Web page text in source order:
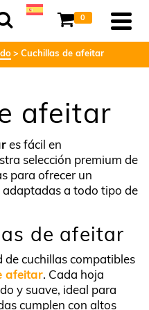
0
Cuchillas de afeitar
afeitar
es fácil en
selección premium de
para ofrecer un
a todo tipo de
de afeitar
cuchillas compatibles
afeitar. Cada hoja
y suave, ideal para
cumplen con altos